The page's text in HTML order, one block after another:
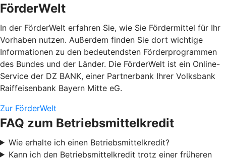
FörderWelt
In der FörderWelt erfahren Sie, wie Sie Fördermittel für Ihr
Vorhaben nutzen. Außerdem finden Sie dort wichtige
Informationen zu den bedeutendsten Förderprogrammen
des Bundes und der Länder. Die FörderWelt ist ein Online-
Service der DZ BANK, einer Partnerbank Ihrer Volksbank
Raiffeisenbank Bayern Mitte eG.
Zur FörderWelt
FAQ zum Betriebsmittelkredit
Wie erhalte ich einen Betriebsmittelkredit?
Kann ich den Betriebsmittelkredit trotz einer früheren